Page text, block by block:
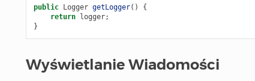
public Logger getLogger()
{
return logger;
}
Wyświetlanie Wiadomości